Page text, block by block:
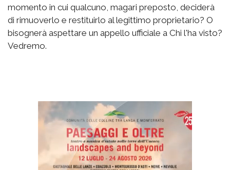
momento in cui qualcuno, magari preposto, deciderà
di rimuoverlo e restituirlo al legittimo proprietario? O
bisognerà aspettare un appello ufficiale a Chi l'ha visto?
Vedremo.